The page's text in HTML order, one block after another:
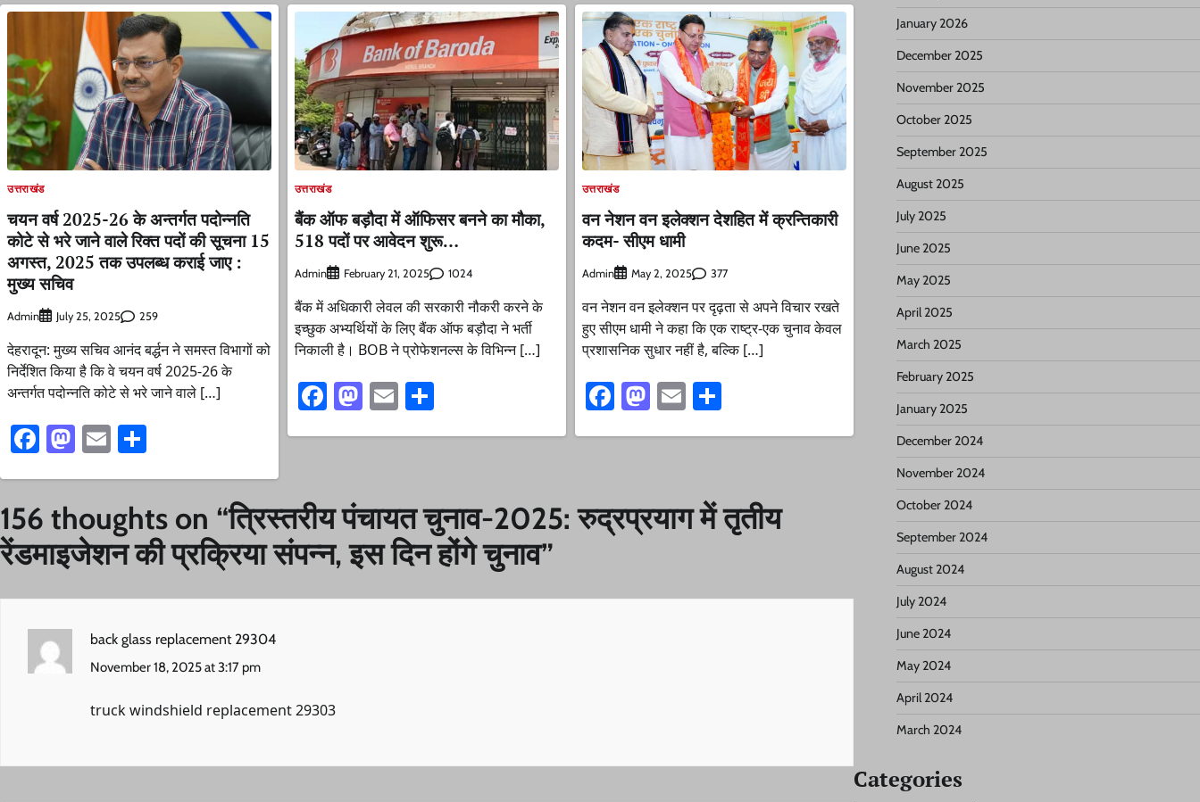
उत्तराखंड
चयन वर्ष 2025-26 के अन्तर्गत पदोन्नति
कोटे से भरे जाने वाले रिक्त पदों की सूचना 15
अगस्त, 2025 तक उपलब्ध कराई जाए :
मुख्य सचिव
Admin July 25, 2025 259
देहरादून: मुख्य सचिव आनंद बर्द्धन ने समस्त विभागों को
निर्देशित किया है कि वे चयन वर्ष 2025-26 के
अन्तर्गत पदोन्नति कोटे से भरे जाने वाले […]
Facebook
Mastodon
Email
उत्तराखंड
बैंक ऑफ बड़ौदा में ऑफिसर बनने का मौका,
518 पदों पर आवेदन शुरू…
Admin February 21, 2025 1024
बैंक में अधिकारी लेवल की सरकारी नौकरी करने के
इच्छुक अभ्यर्थियों के लिए बैंक ऑफ बड़ौदा ने भर्ती
निकाली है। BOB ने प्रोफेशनल्स के विभिन्न […]
Facebook
Mastodon
EmailShare
उत्तराखंड
वन नेशन वन इलेक्शन देशहित में क्रन्तिकारी
कदम- सीएम धामी
Admin May 2, 2025 377
वन नेशन वन इलेक्शन पर दृढ़ता से अपने विचार रखते
हुए सीएम धामी ने कहा कि एक राष्ट्र-एक चुनाव केवल
प्रशासनिक सुधार नहीं है, बल्कि […]
Facebook
Mastodon
EmailShare
156 thoughts on “त्रिस्तरीय पंचायत चुनाव-2025: रुद्रप्रयाग में तृतीय
रेंडमाइजेशन की प्रक्रिया संपन्न, इस दिन होंगे चुनाव”
back glass replacement 29304
November 18, 2025 at 3:17 pm
truck windshield replacement 29303
January 2026
December 2025
November 2025
October 2025
September 2025
August 2025
July 2025
June 2025
May 2025
April 2025
March 2025
February 2025
January 2025
December 2024
November 2024
October 2024
September 2024
August 2024
July 2024
June 2024
May 2024
April 2024
March 2024
Categories